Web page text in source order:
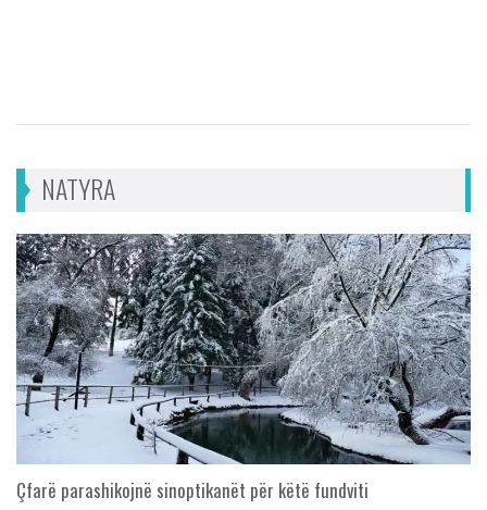
NATYRA
Çfarë parashikojnë sinoptikanët për këtë fundviti